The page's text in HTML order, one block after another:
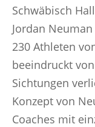
Schwäbisch
Jordan
230 Athleten
beeindruckt
Sichtungen
Konzept von
Coaches mit